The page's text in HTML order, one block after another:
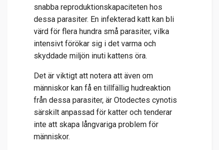
snabba reproduktionskapaciteten hos
dessa parasiter. En infekterad katt kan bli
värd för flera hundra små parasiter, vilka
intensivt förökar sig i det varma och
skyddade miljön inuti kattens öra.
Det är viktigt att notera att även om
människor kan få en tillfällig hudreaktion
från dessa parasiter, är Otodectes cynotis
särskilt anpassad för katter och tenderar
inte att skapa långvariga problem för
människor.